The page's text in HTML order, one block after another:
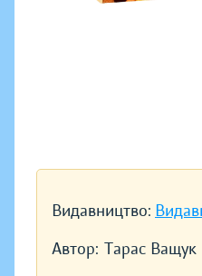
Видавництво:
Автор: Тарас Ващук